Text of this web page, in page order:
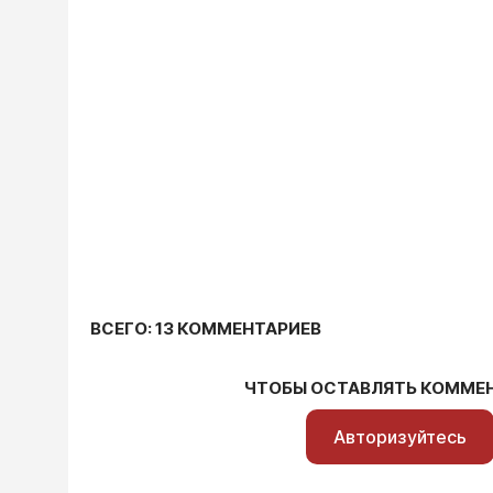
ВСЕГО: 13 КОММЕНТАРИЕВ
ЧТОБЫ ОСТАВЛЯТЬ
Авторизуйтесь